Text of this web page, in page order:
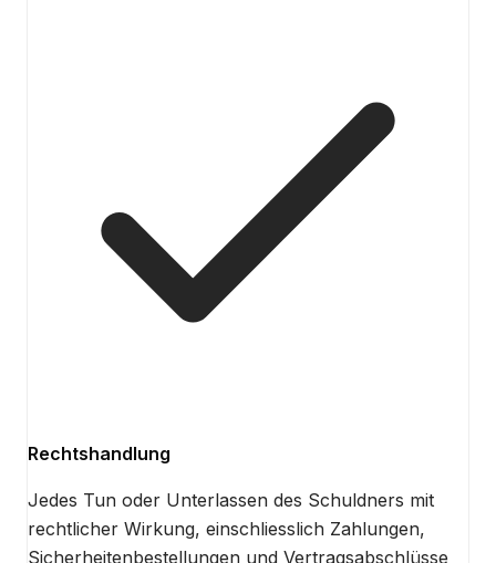
Rechtshandlung
Jedes Tun oder Unterlassen des Schuldners mit
rechtlicher Wirkung, einschliesslich Zahlungen,
Sicherheitenbestellungen und Vertragsabschlüsse